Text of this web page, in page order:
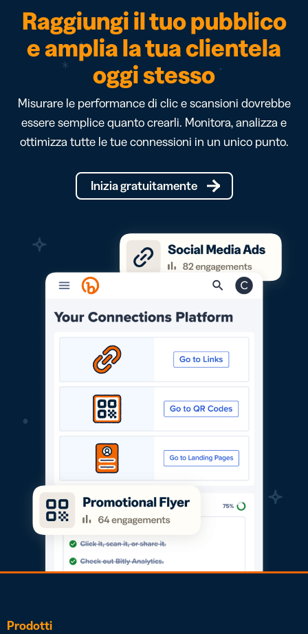
Raggiungi il tuo pubblico
e amplia la tua clientela
oggi stesso
Misurare le performance di clic e scansioni dovrebbe
essere semplice quanto crearli. Monitora, analizza e
ottimizza tutte le tue connessioni in un unico punto.
Inizia gratuitamente
Prodotti